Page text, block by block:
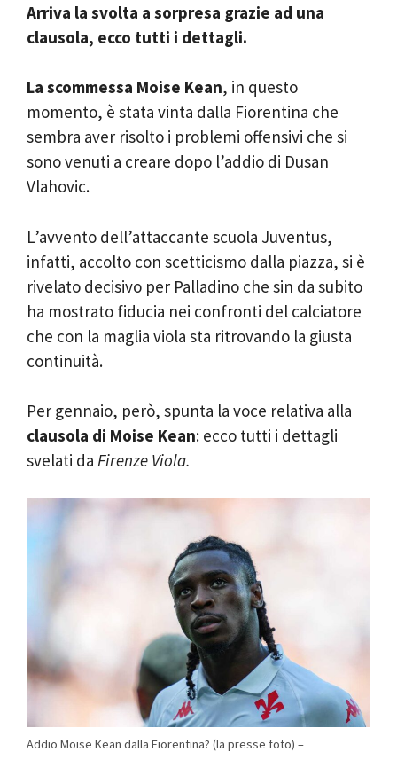
Arriva la svolta a sorpresa grazie ad una
clausola, ecco tutti i dettagli.
La scommessa Moise Kean, in questo
momento, è stata vinta dalla Fiorentina che
sembra aver risolto i problemi offensivi che si
sono venuti a creare dopo l’addio di Dusan
Vlahovic.
L’avvento dell’attaccante scuola Juventus,
infatti, accolto con scetticismo dalla piazza, si è
rivelato decisivo per Palladino che sin da subito
ha mostrato fiducia nei confronti del calciatore
che con la maglia viola sta ritrovando la giusta
continuità.
Per gennaio, però, spunta la voce relativa alla
clausola di Moise Kean: ecco tutti i dettagli
svelati da Firenze Viola.
Addio Moise Kean dalla Fiorentina? (la presse foto) –